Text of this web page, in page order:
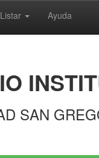
Listar Ayuda
SAN